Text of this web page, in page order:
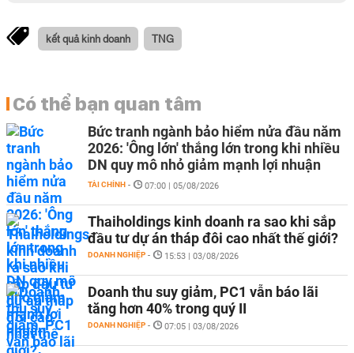
kết quả kinh doanh TNG
Có thể bạn quan tâm
Bức tranh ngành bảo hiểm nửa đầu năm
2026: 'Ông lớn' thắng lớn trong khi nhiều
DN quy mô nhỏ giảm mạnh lợi nhuận
TÀI CHÍNH - 07:00 | 05/08/2026
Thaiholdings kinh doanh ra sao khi sắp
đầu tư dự án tháp đôi cao nhất thế giới?
DOANH NGHIỆP - 15:53 | 03/08/2026
Doanh thu suy giảm, PC1 vẫn báo lãi
tăng hơn 40% trong quý II
DOANH NGHIỆP - 07:05 | 03/08/2026